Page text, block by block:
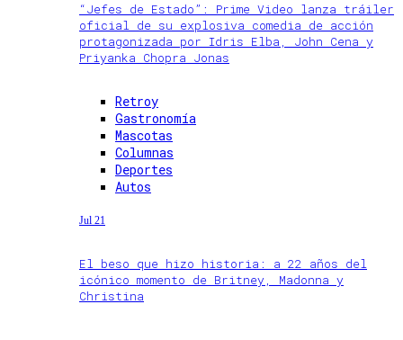
“Jefes de Estado”: Prime Video lanza tráiler
oficial de su explosiva comedia de acción
protagonizada por Idris Elba, John Cena y
Priyanka Chopra Jonas
Retroy
Gastronomía
Mascotas
Columnas
Deportes
Autos
Jul 21
El beso que hizo historia: a 22 años del
icónico momento de Britney, Madonna y
Christina